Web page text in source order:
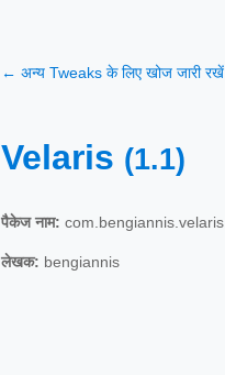
← अन्य Tweaks के लिए खोज जारी रखें
Velaris (1.1)
पैकेज नाम: com.bengiannis.velaris
लेखक: bengiannis